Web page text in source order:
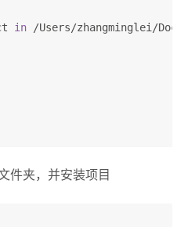
in /Users/zhangminglei/
件夹，并安装项目